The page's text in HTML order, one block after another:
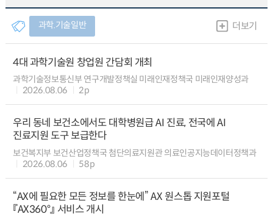
과학.기술일반 더보기
4대 과학기술원 창업원 간담회 개최
과학기술정보통신부 연구개발정책실 미래인재정책국 미래인재양성과
2026.08.06
2p
우리 동네 보건소에서도 대학병원급 AI 진료, 전국에 AI
진료지원 도구 보급한다
보건복지부 보건산업정책국 첨단의료지원관 의료인공지능데이터정책과
2026.08.06
58p
“AX에 필요한 모든 정보를 한눈에” AX 원스톱 지원포털
『AX360°』 서비스 개시